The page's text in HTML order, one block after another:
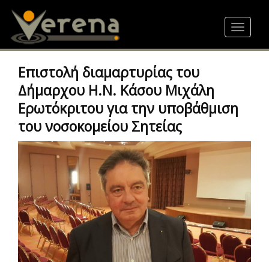
content
Toggle
Επιστολή διαμαρτυρίας του
Δήμαρχου Η.Ν. Κάσου Μιχάλη
Ερωτόκριτου για την υποβάθμιση
του νοσοκομείου Σητείας